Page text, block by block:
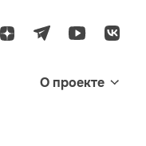
О проекте